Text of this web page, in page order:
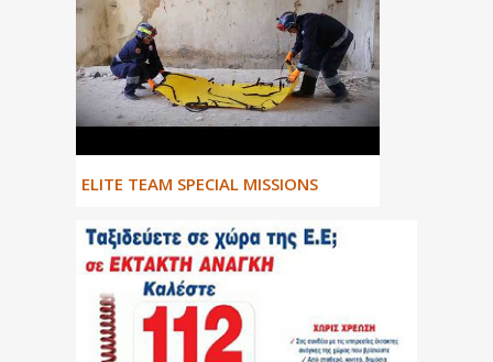
ΕLITE TEAM SPECIAL MISSIONS